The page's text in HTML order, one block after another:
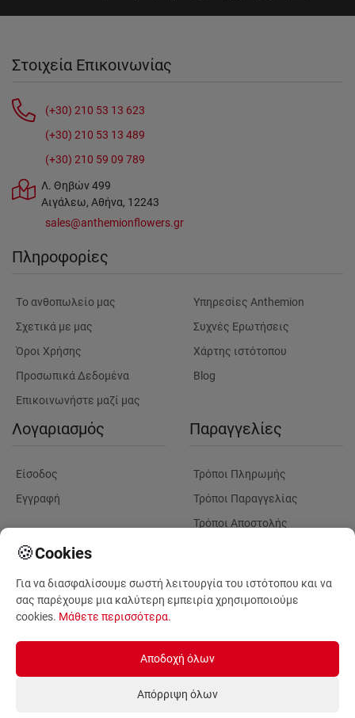
Στοιχεία Επικοινωνίας
(+30) 210 53 13 623
(+30) 210 53 13 489
(+30) 210 59 09 789
Λ. Θηβών 499
Αιγάλεω, Αθήνα, 12243
sales@anthemionflowers.gr
Πληροφορίες
Tο ανθοπωλείο μας
Σχετικά με μας
Όροι Χρήσης
Προσωπικά Δεδομένα
Επικοινωνήστε μαζί μας
Υπηρεσίες Anthemion
Συχνές Ερωτήσεις
Χάρτης ιστότοπου
Blog
Λογαριασμός
Είσοδος
Εγγραφή
Λουλούδια
Πληροφορίες Λουλουδιών
Φυτά για Επαγγελματικούς
Παραγγελίες
Τρόποι Πληρωμής
Τρόποι Παραγγελίας
Τρόποι Αποστολής
Πληροφορίες Παραδόσεων
🍪Cookies
Για να διασφαλίσουμε σωστή λειτουργία του ιστότοπου και να
σας παρέχουμε μια καλύτερη εμπειρία χρησιμοποιούμε
cookies. Μάθετε περισσότερα.
Αποδοχή όλων
Απόρριψη όλων